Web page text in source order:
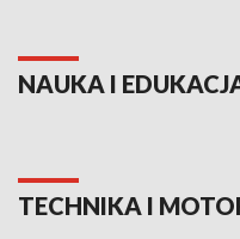
NAUKA I
TECHNIKA I